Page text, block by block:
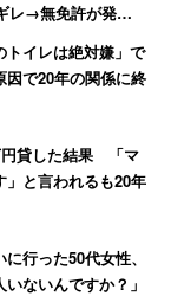
レ→無免許が発覚
された結果「慰謝
トイレは絶対嫌」で
で20年の関係に終
円貸した結果 「マ
」と言われるも20年
行った50代女性、
ないんですか？」